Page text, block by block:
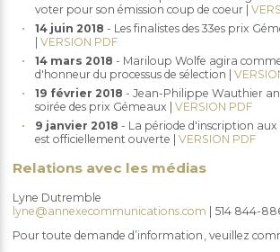
voter pour son émission coup de coeur |
14 juin 2018 - Les finalistes des 33es prix
| VERSION PDF
14 mars 2018 - Mariloup Wolfe agira
d'honneur du processus de sélection |
19 février 2018 - Jean-Philippe Wauthier
soirée des prix Gémeaux | VERSION PDF
9 janvier 2018 - La période d'inscription
est officiellement ouverte | VERSION PDF
Relations avec les médias
Lyne Dutremble
lyne@annexecommunications.com | 514 844-
Pour toute demande d’information, veuillez